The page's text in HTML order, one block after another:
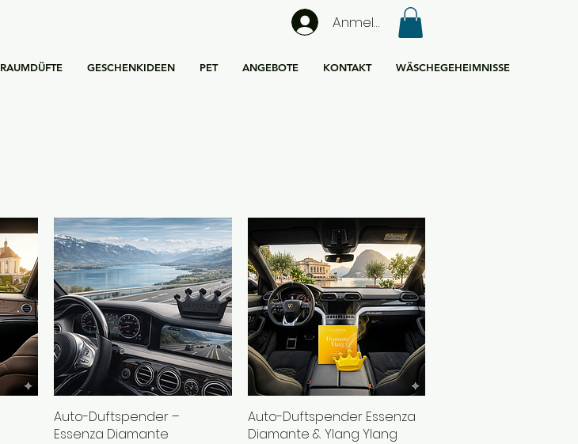
Anmelden
RAUMDÜFTE GESCHENKIDEEN PET ANGEBOTE KONTAKT WÄSCHEGEHEIMNISSE
Schnellansicht
Auto-Duftspender –
Essenza Diamante
Schnellansicht
Auto-Duftspender Essenza
Diamante & Ylang Ylang